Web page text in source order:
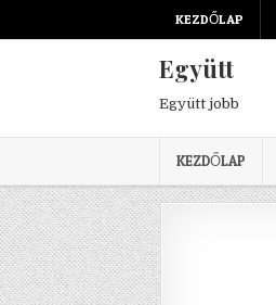
KEZDŐLAP
Együtt
Együtt jobb
KEZDŐLAP